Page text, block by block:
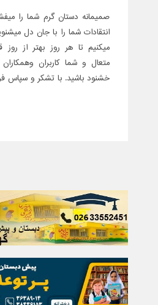
صمیمانه دستان گرم شما را
انتقادات شما را با جان دل
میکنیم تا هر روز بهتر از روز
متعال و شما کاربران
خشنود باشید. با تشکر و سپاس